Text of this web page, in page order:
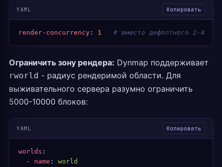
YAML Копировать
render-concurrency : 1
   # вместо дефолтного 2-4
Ограничить зону рендера: Dynmap поддерживает
rworld - радиус рендеримой области. Для
выживательного сервера разумно ограничить
5000-10000 блоков:
YAML Копировать
worlds :
  -
name : world